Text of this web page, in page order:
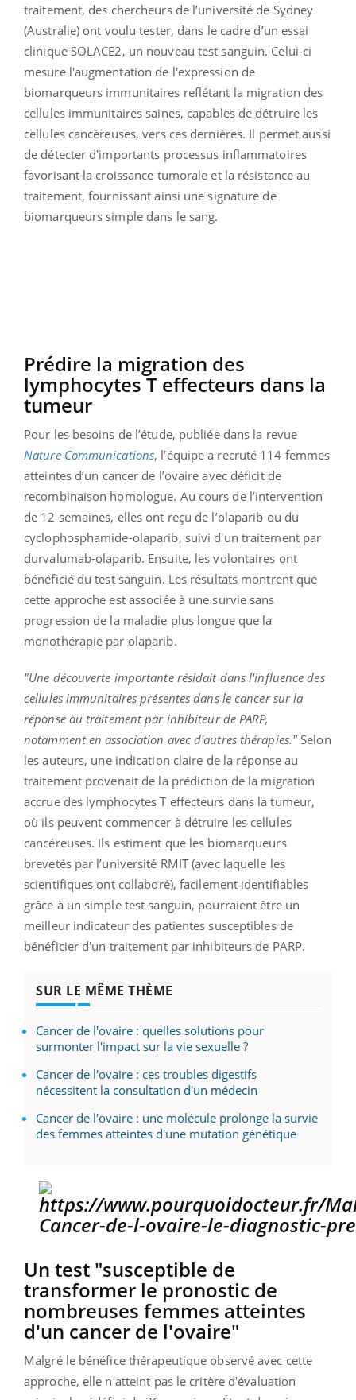
traitement, des chercheurs de l’université de Sydney
(Australie) ont voulu tester, dans le cadre d’un essai
clinique SOLACE2, un nouveau test sanguin. Celui-ci
mesure l'augmentation de l'expression de
biomarqueurs immunitaires reflétant la migration des
cellules immunitaires saines, capables de détruire les
cellules cancéreuses, vers ces dernières. Il permet aussi
de détecter d'importants processus inflammatoires
favorisant la croissance tumorale et la résistance au
traitement, fournissant ainsi une signature de
biomarqueurs simple dans le sang.
Prédire la migration des
lymphocytes T effecteurs dans la
tumeur
Pour les besoins de l’étude, publiée dans la revue
Nature Communications, l’équipe a recruté 114 femmes
atteintes d’un cancer de l’ovaire avec déficit de
recombinaison homologue. Au cours de l’intervention
de 12 semaines, elles ont reçu de l’olaparib ou du
cyclophosphamide-olaparib, suivi d'un traitement par
durvalumab-olaparib. Ensuite, les volontaires ont
bénéficié du test sanguin. Les résultats montrent que
cette approche est associée à une survie sans
progression de la maladie plus longue que la
monothérapie par olaparib.
"Une découverte importante résidait dans l'influence des
cellules immunitaires présentes dans le cancer sur la
réponse au traitement par inhibiteur de PARP,
notamment en association avec d'autres thérapies." Selon
les auteurs, une indication claire de la réponse au
traitement provenait de la prédiction de la migration
accrue des lymphocytes T effecteurs dans la tumeur,
où ils peuvent commencer à détruire les cellules
cancéreuses. Ils estiment que les biomarqueurs
brevetés par l’université RMIT (avec laquelle les
scientifiques ont collaboré), facilement identifiables
grâce à un simple test sanguin, pourraient être un
meilleur indicateur des patientes susceptibles de
bénéficier d'un traitement par inhibiteurs de PARP.
SUR LE MÊME THÈME
Cancer de l'ovaire : quelles solutions pour
surmonter l'impact sur la vie sexuelle ?
Cancer de l'ovaire : ces troubles digestifs
nécessitent la consultation d'un médecin
Cancer de l'ovaire : une molécule prolonge la survie
des femmes atteintes d'une mutation génétique
Un test "susceptible de
transformer le pronostic de
nombreuses femmes atteintes
d'un cancer de l'ovaire"
Malgré le bénéfice thérapeutique observé avec cette
approche, elle n'atteint pas le critère d'évaluation